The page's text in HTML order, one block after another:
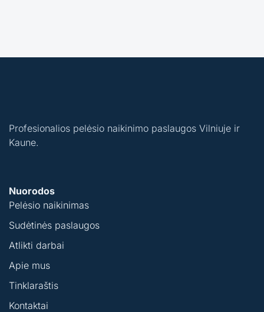
Profesionalios pelėsio naikinimo paslaugos Vilniuje ir
Kaune.
Nuorodos
Pelėsio naikinimas
Sudėtinės paslaugos
Atlikti darbai
Apie mus
Tinklaraštis
Kontaktai